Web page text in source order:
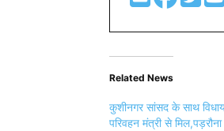
Related News
कुशीनगर सांसद के साथ
परिवहन मंत्री से